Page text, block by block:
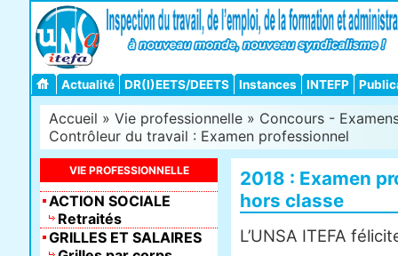
Actualité DR(I)EETS/DEETS Instances INTEFP
Accueil » Vie professionnelle » Concours -
Contrôleur du travail : Examen professionnel
2018 : Examen
hors classe
L’UNSA ITEFA
VIE PROFESSIONNELLE
ACTION SOCIALE
Retraités
GRILLES ET SALAIRES